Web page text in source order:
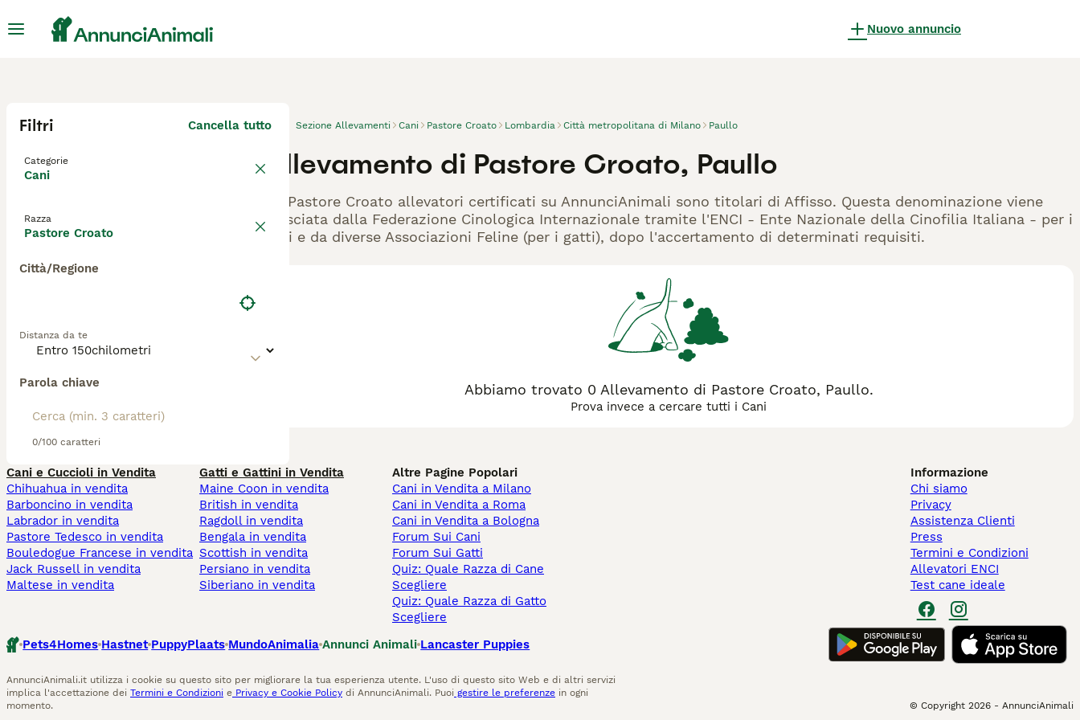
Nuovo annuncio
Filtri Cancella tutto
Categorie
Cani
Razza
Pastore Croato
Città/Regione
Distanza da te
Parola chiave
0/100 caratteri
Sezione Allevamenti Cani Pastore Croato Lombardia Città metropolitana di Milano Paullo
Allevamento di Pastore Croato, Paullo
Gli Pastore Croato allevatori certificati su AnnunciAnimali sono titolari di Affisso. Questa denominazione viene
rilasciata dalla Federazione Cinologica Internazionale tramite l'ENCI - Ente Nazionale della Cinofilia Italiana - per i
cani e da diverse Associazioni Feline (per i gatti), dopo l'accertamento di determinati requisiti.
Abbiamo trovato 0 Allevamento di Pastore Croato, Paullo.
Prova invece a cercare tutti i Cani
Cani e Cuccioli in Vendita
Chihuahua in vendita
Barboncino in vendita
Labrador in vendita
Pastore Tedesco in vendita
Bouledogue Francese in vendita
Jack Russell in vendita
Maltese in vendita
Gatti e Gattini in Vendita
Maine Coon in vendita
British in vendita
Ragdoll in vendita
Bengala in vendita
Scottish in vendita
Persiano in vendita
Siberiano in vendita
Altre Pagine Popolari
Cani in Vendita a Milano
Cani in Vendita a Roma
Cani in Vendita a Bologna
Forum Sui Cani
Forum Sui Gatti
Quiz: Quale Razza di Cane
Scegliere
Quiz: Quale Razza di Gatto
Scegliere
Informazione
Chi siamo
Privacy
Assistenza Clienti
Press
Termini e Condizioni
Allevatori ENCI
Test cane ideale
Pets4Homes Hastnet PuppyPlaats MundoAnimalia Annunci Animali Lancaster Puppies
AnnunciAnimali.it utilizza i cookie su questo sito per migliorare la tua esperienza utente. L'uso di questo sito Web e di altri servizi
implica l'accettazione dei Termini e Condizioni e Privacy e Cookie Policy di AnnunciAnimali. Puoi gestire le preferenze in ogni
momento.
© Copyright 2026 - AnnunciAnimali